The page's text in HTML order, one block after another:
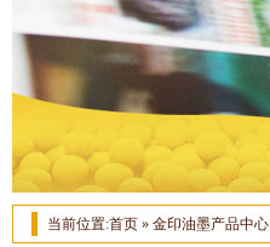
当前位置:首页 » 金印油墨产品中心